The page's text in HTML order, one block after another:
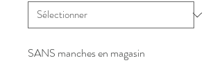
SANS manches en magasin